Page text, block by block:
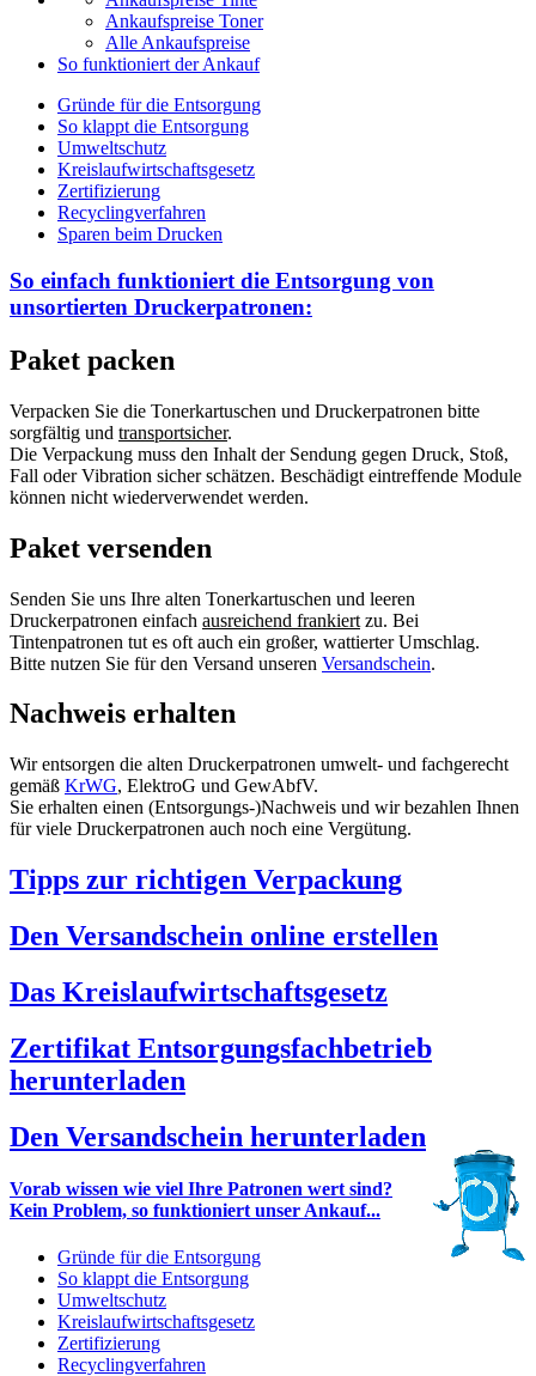
Ankaufspreise Toner
Alle Ankaufspreise
So funktioniert der Ankauf
Gründe für die Entsorgung
So klappt die Entsorgung
Umweltschutz
Kreislaufwirtschaftsgesetz
Zertifizierung
Recyclingverfahren
Sparen beim Drucken
So einfach funktioniert die Entsorgung von
unsortierten Druckerpatronen:
Paket packen
Verpacken Sie die Tonerkartuschen und Druckerpatronen bitte
sorgfältig und transportsicher.
Die Verpackung muss den Inhalt der Sendung gegen Druck, Stoß,
Fall oder Vibration sicher schätzen. Beschädigt eintreffende Module
können nicht wiederverwendet werden.
Paket versenden
Senden Sie uns Ihre alten Tonerkartuschen und leeren
Druckerpatronen einfach ausreichend frankiert zu. Bei
Tintenpatronen tut es oft auch ein großer, wattierter Umschlag.
Bitte nutzen Sie für den Versand unseren Versandschein.
Nachweis erhalten
Wir entsorgen die alten Druckerpatronen umwelt- und fachgerecht
gemäß KrWG, ElektroG und GewAbfV.
Sie erhalten einen (Entsorgungs-)Nachweis und wir bezahlen Ihnen
für viele Druckerpatronen auch noch eine Vergütung.
Tipps zur richtigen Verpackung
Den Versandschein online erstellen
Das Kreislaufwirtschaftsgesetz
Zertifikat Entsorgungsfachbetrieb
herunterladen
Den Versandschein herunterladen
Vorab wissen wie viel Ihre Patronen wert sind?
Kein Problem, so funktioniert unser Ankauf...
Gründe für die Entsorgung
So klappt die Entsorgung
Umweltschutz
Kreislaufwirtschaftsgesetz
Zertifizierung
Recyclingverfahren